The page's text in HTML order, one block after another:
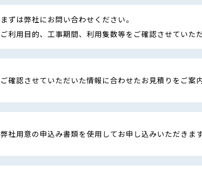
まずは弊社にお問い合わせください。
ご利用目的、工事期間、利用隻数等をご確認させていただ
ご確認させていただいた情報に合わせたお見積りをご案
弊社用意の申込み書類を使用してお申し込みいただきま